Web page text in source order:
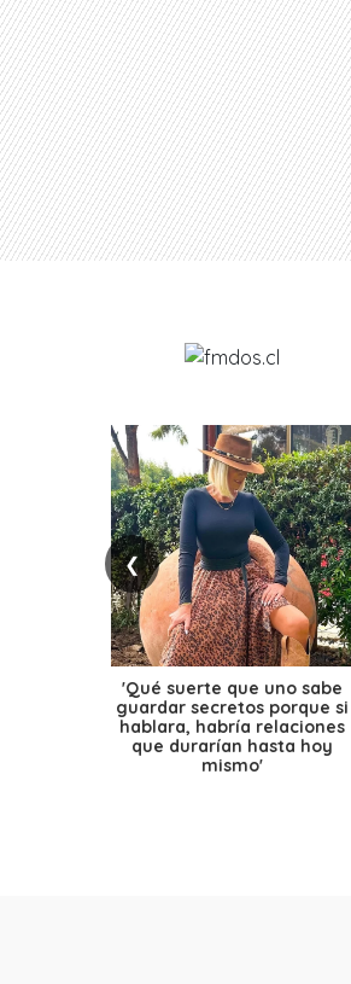
❮
'Qué suerte que uno sabe
guardar secretos porque si
hablara, habría relaciones
que durarían hasta hoy
mismo'